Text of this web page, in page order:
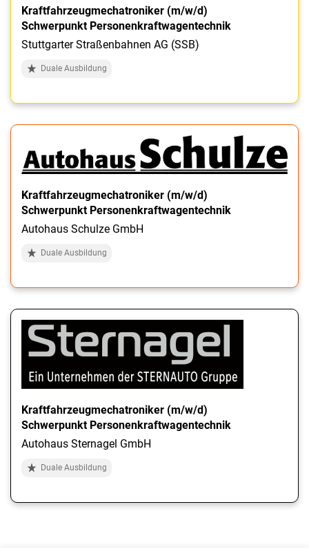
Kraftfahrzeugmechatroniker (m/w/d)
Schwerpunkt Personenkraftwagentechnik
Stuttgarter Straßenbahnen AG (SSB)
Duale Ausbildung
Kraftfahrzeugmechatroniker (m/w/d)
Schwerpunkt Personenkraftwagentechnik
Autohaus Schulze GmbH
Duale Ausbildung
Kraftfahrzeugmechatroniker (m/w/d)
Schwerpunkt Personenkraftwagentechnik
Autohaus Sternagel GmbH
Duale Ausbildung